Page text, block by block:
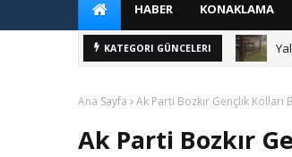
HABER KONAKLAMA
KATEGORI GÜNCELERI
Ana Sayfa Ak Parti Bozkır Gençlik Kolları
Ak Parti Bozkır